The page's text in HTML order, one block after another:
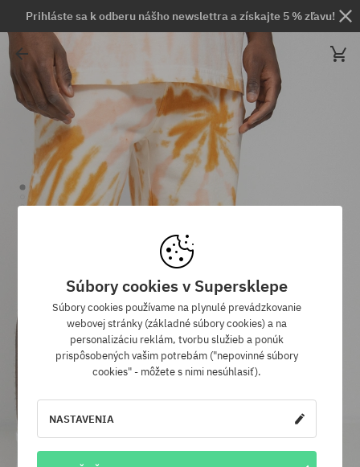
Prihláste sa k odberu nášho newslettra a získajte 5 % zľavu!
Súbory cookies v Supersklepe
Súbory cookies používame na plynulé prevádzkovanie
webovej stránky (základné súbory cookies) a na
personalizáciu reklám, tvorbu služieb a ponúk
prispôsobených vašim potrebám ("nepovinné súbory
cookies" - môžete s nimi nesúhlasiť).
NASTAVENIA